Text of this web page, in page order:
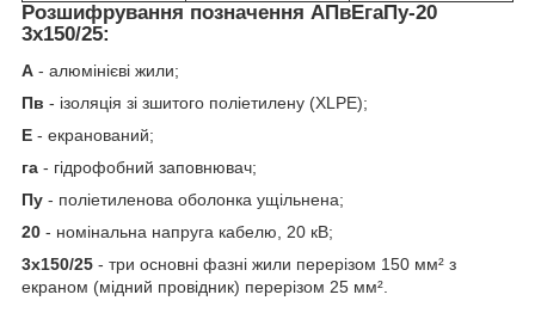
Розшифрування позначення АПвЕгаПу‑20
3х150/25:
А - алюмінієві жили;
Пв - ізоляція зі зшитого поліетилену (XLPE);
Е - екранований;
га - гідрофобний заповнювач;
Пу - поліетиленова оболонка ущільнена;
20 - номінальна напруга кабелю, 20 кВ;
3х150/25 - три основні фазні жили перерізом 150 мм² з
екраном (мідний провідник) перерізом 25 мм².